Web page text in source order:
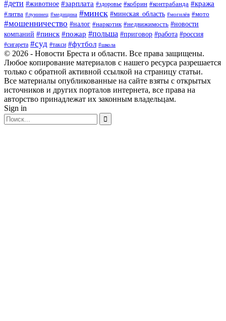
#дети #животное #зарплата #здоровье #кобрин #контрабанда #кража
#литва #лунинец #медицина #минск #минская_область #могилёв #мото
#мошенничество #налог #наркотик #недвижимость #новости
компаний #пинск #пожар #польша #приговор #работа #россия
#сигарета #суд #такси #футбол #школа
© 2026 - Новости Бреста и области. Все права защищены.
Любое копирование материалов с нашего ресурса разрешается
только с обратной активной ссылкой на страницу статьи.
Все материалы опубликованные на сайте взяты с открытых
источников и других порталов интернета, все права на
авторство принадлежат их законным владельцам.
Sign in